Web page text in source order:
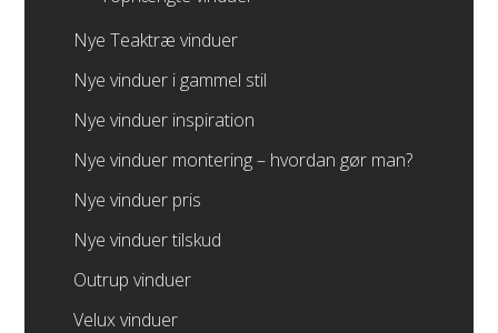
Nye Teaktræ vinduer
Nye vinduer i gammel stil
Nye vinduer inspiration
Nye vinduer montering – hvordan gør man?
Nye vinduer pris
Nye vinduer tilskud
Outrup vinduer
Velux vinduer